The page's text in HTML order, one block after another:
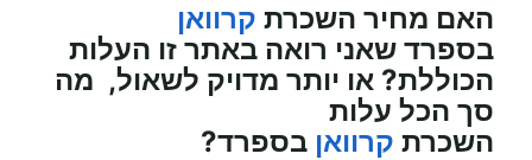
האם מחיר השכרת קרוואן
בספרד שאני רואה באתר זו העלות
הכוללת? או יותר מדויק לשאול, מה
סך הכל עלות
השכרת קרוואן בספרד?